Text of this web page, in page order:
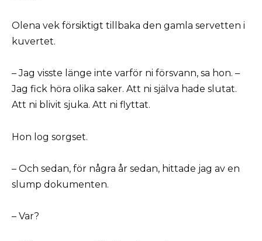
Olena vek försiktigt tillbaka den gamla servetten i
kuvertet.
– Jag visste länge inte varför ni försvann, sa hon. –
Jag fick höra olika saker. Att ni själva hade slutat.
Att ni blivit sjuka. Att ni flyttat.
Hon log sorgset.
– Och sedan, för några år sedan, hittade jag av en
slump dokumenten.
– Var?